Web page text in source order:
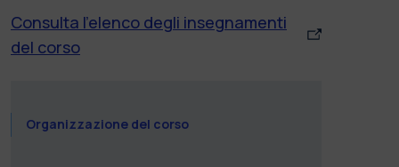
Consulta l'elenco degli insegnamenti
del corso
Organizzazione del corso